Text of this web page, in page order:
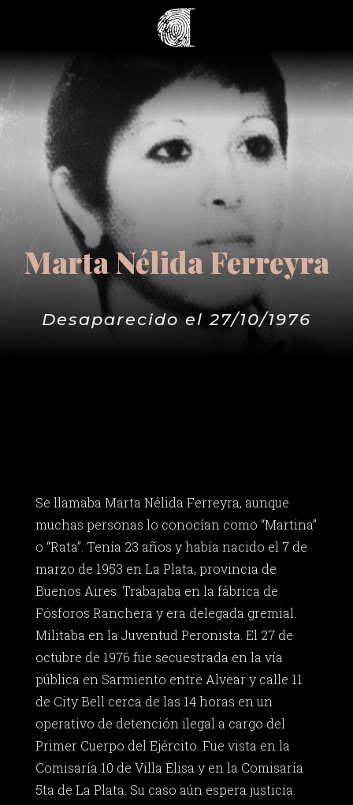
Marta Nélida Ferreyra
Desaparecido el 27/10/1976
Se llamaba Marta Nélida Ferreyra, aunque
muchas personas lo conocían como “Martina”
o “Rata”. Tenía 23 años y había nacido el 7 de
marzo de 1953 en La Plata, provincia de
Buenos Aires. Trabajaba en la fábrica de
Fósforos Ranchera y era delegada gremial.
Militaba en la Juventud Peronista. El 27 de
octubre de 1976 fue secuestrada en la vía
pública en Sarmiento entre Alvear y calle 11
de City Bell cerca de las 14 horas en un
operativo de detención ilegal a cargo del
Primer Cuerpo del Ejército. Fue vista en la
Comisaría 10 de Villa Elisa y en la Comisaría
5ta de La Plata. Su caso aún espera justicia.